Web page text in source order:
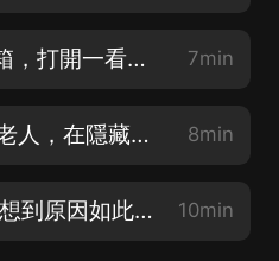
6.海上漂來藍色行李箱，打開一看不對勁，背后藏著什麼秘密 7min
7.安徽合肥：60多歲老人，在隱藏什麼秘密 8min
8.狠人殺害多人 ，没想到原因如此幼稚 10min